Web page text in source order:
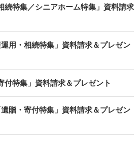
続特集／シニアホーム特集」資料請求
用・相続特集」資料請求＆プレゼン
付特集」資料請求＆プレゼント
贈・寄付特集」資料請求＆プレゼン